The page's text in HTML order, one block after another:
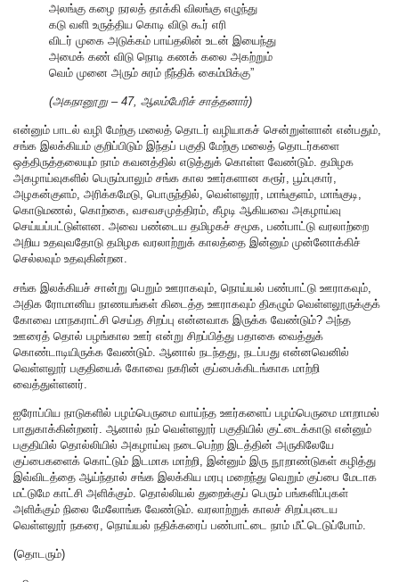
அலங்கு கழை நரலத் தாக்கி விலங்கு எழுந்து
கடு வளி உருத்திய கொடி விடு கூர் எரி
விடர் முகை அடுக்கம் பாய்தலின் உடன் இயைந்து
அமைக் கண் விடு நொடி கணக் கலை அகற்றும்
வெம் முனை அரும் சுரம் நீந்திக் கைம்மிக்கு”
(அகநானூறு – 47, ஆலம்பேரிச் சாத்தனார்)
என்னும் பாடல் வழி மேற்கு மலைத் தொடர் வழியாகச் சென்றுள்ளான் என்பதும்,
சங்க இலக்கியம் குறிப்பிடும் இந்தப் பகுதி மேற்கு மலைத் தொடர்களை
ஒத்திருத்தலையும் நாம் கவனத்தில் எடுத்துக் கொள்ள வேண்டும். தமிழக
அகழாய்வுகளில் பெரும்பாலும் சங்க கால ஊர்களான கரூர், பூம்புகார்,
அழகன்குளம், அரிக்கமேடு, பொருந்தில், வெள்ளலூர், மாங்குளம், மாங்குடி,
கொடுமணல், கொற்கை, வசவசமுத்திரம், கீழடி ஆகியவை அகழாய்வு
செய்யப்பட்டுள்ளன. அவை பண்டைய தமிழகச் சமூக, பண்பாட்டு வரலாற்றை
அறிய உதவுவதோடு தமிழக வரலாற்றுக் காலத்தை இன்னும் முன்னோக்கிச்
செல்லவும் உதவுகின்றன.
சங்க இலக்கியச் சான்று பெறும் ஊராகவும், நொய்யல் பண்பாட்டு ஊராகவும்,
அதிக ரோமானிய நாணயங்கள் கிடைத்த ஊராகவும் திகழும் வெள்ளலூருக்குக்
கோவை மாநகராட்சி செய்த சிறப்பு என்னவாக இருக்க வேண்டும்? அந்த
ஊரைத் தொல் பழங்கால ஊர் என்று சிறப்பித்து பதாகை வைத்துக்
கொண்டாடியிருக்க வேண்டும். ஆனால் நடந்தது, நடப்பது என்னவெனில்
வெள்ளலூர் பகுதியைக் கோவை நகரின் குப்பைக்கிடங்காக மாற்றி
வைத்துள்ளனர்.
ஐரோப்பிய நாடுகளில் பழம்பெருமை வாய்ந்த ஊர்களைப் பழம்பெருமை மாறாமல்
பாதுகாக்கின்றனர். ஆனால் நம் வெள்ளலூர் பகுதியில் குட்டைக்காடு என்னும்
பகுதியில் தொல்லியில் அகழாய்வு நடைபெற்ற இடத்தின் அருகிலேயே
குப்பைகளைக் கொட்டும் இடமாக மாற்றி, இன்னும் இரு நூறாண்டுகள் கழித்து
இவ்விடத்தை ஆய்ந்தால் சங்க இலக்கிய மரபு மறைந்து வெறும் குப்பை மேடாக
மட்டுமே காட்சி அளிக்கும். தொல்லியல் துறைக்குப் பெரும் பங்களிப்புகள்
அளிக்கும் நிலை மேலோங்க வேண்டும். வரலாற்றுக் காலச் சிறப்புடைய
வெள்ளலூர் நகரை, நொய்யல் நதிக்கரைப் பண்பாட்டை நாம் மீட்டெடுப்போம்.
(தொடரும்)